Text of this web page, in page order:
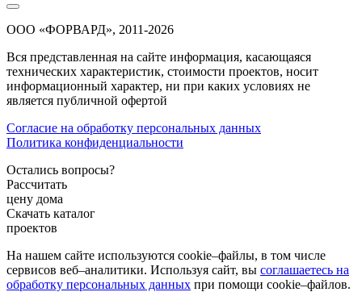
ООО «ФОРВАРД», 2011-2026
Вся представленная на сайте информация, касающаяся
технических характеристик, стоимости проектов, носит
информационный характер, ни при каких условиях не
является публичной офертой
Согласие на обработку персональных данных
Политика конфиденциальности
Остались вопросы?
Рассчитать
цену дома
Скачать каталог
проектов
На нашем сайте используются cookie–файлы, в том числе
сервисов веб–аналитики. Используя сайт, вы соглашаетесь на
обработку персональных данных при помощи cookie–файлов.